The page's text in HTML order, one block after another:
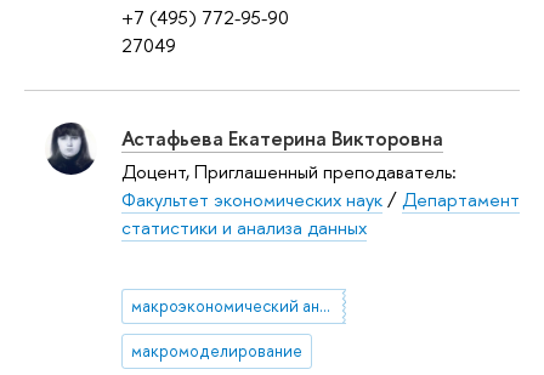
+7 (495) 772-95-90
27049
Астафьева Екатерина Викторовна
Доцент, Приглашенный преподаватель:
Факультет экономических наук/Департамент
статистики и анализа данных
макроэкономический анализ
макромоделирование